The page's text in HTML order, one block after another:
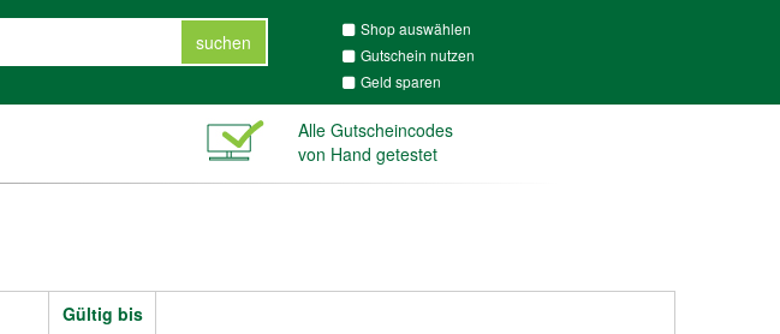
suchen
Shop auswählen
Gutschein nutzen
Geld sparen
Alle Gutscheincodes
von Hand getestet
Gültig bis